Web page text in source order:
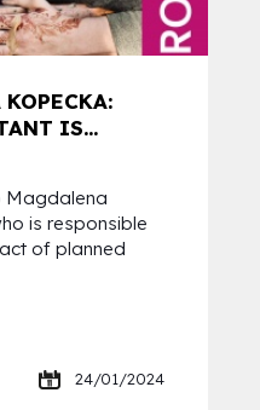
IS...
Magdalena
is responsible
of planned
24/01/2024